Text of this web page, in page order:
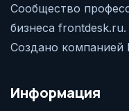
Сообщество
бизнеса frontdesk.ru.
Создано компанией
Информация